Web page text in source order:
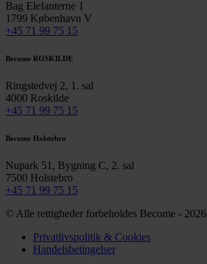
Bag Elefanterne 1
1799 København V
+45 71 99 75 15
Become ROSKILDE
Ringstedvej 2, 1. sal
4000 Roskilde
+45 71 99 75 15
Become Holstebro
Nupark 51, Bygning C, 2. sal
7500 Holstebro
+45 71 99 75 15
© Alle rettigheder forbeholdes Become - 2026
Privatlivspolitik & Cookies
Handelsbetingelser